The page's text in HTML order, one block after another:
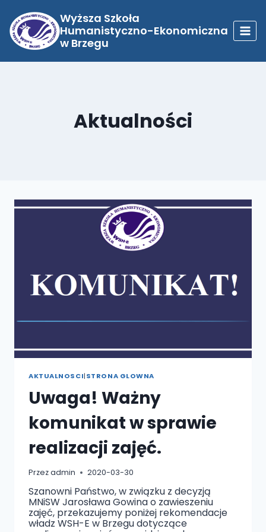
treści
Wyższa Szkoła
Humanistyczno-Ekonomiczna
w Brzegu
Aktualności
AKTUALNOSCI|STRONA GLOWNA
Uwaga! Ważny
komunikat w sprawie
realizacji zajęć.
Przezadmin 2020-03-30
Szanowni Państwo, w związku z decyzją
MNiSW Jarosława Gowina o zawieszeniu
zajęć, przekazujemy poniżej rekomendacje
władz WSH-E w Brzegu dotyczące